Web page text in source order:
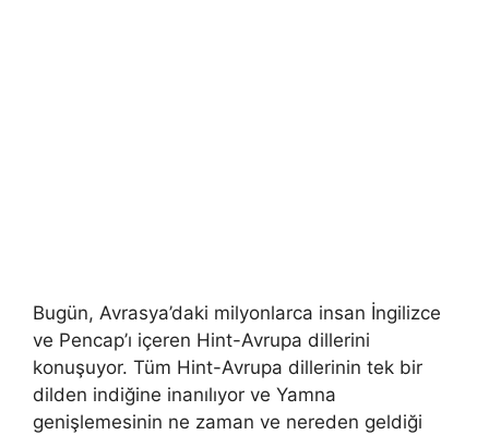
Bugün, Avrasya’daki milyonlarca insan İngilizce
ve Pencap’ı içeren Hint-Avrupa dillerini
konuşuyor. Tüm Hint-Avrupa dillerinin tek bir
dilden indiğine inanılıyor ve Yamna
genişlemesinin ne zaman ve nereden geldiği